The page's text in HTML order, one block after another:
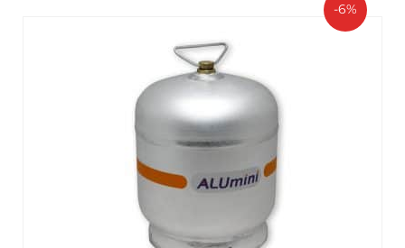
-6%